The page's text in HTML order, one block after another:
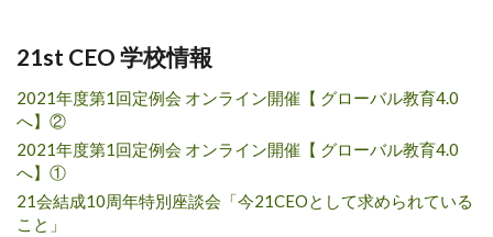
21st CEO 学校情報
2021年度第1回定例会 オンライン開催【 グローバル教育4.0
へ】②
2021年度第1回定例会 オンライン開催【 グローバル教育4.0
へ】①
21会結成10周年特別座談会「今21CEOとして求められている
こと」